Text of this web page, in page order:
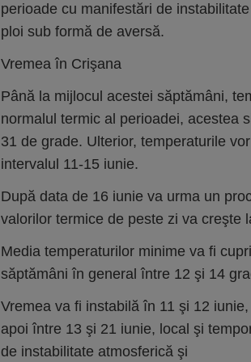
perioade cu manifestări de
ploi sub formă de aversă.
Vremea în Crişana
Până la mijlocul acestei săptămâni,
normalul termic al perioadei, acestea
31 de grade. Ulterior, temperaturile
intervalul 11-15 iunie.
După data de 16 iunie va urma un
valorilor termice de peste zi va creşte
Media temperaturilor minime va fi
săptămâni în general între 12 şi 14
Vremea va fi instabilă în 11 şi 12
apoi între 13 şi 21 iunie, local şi
de instabilitate atmosferică şi